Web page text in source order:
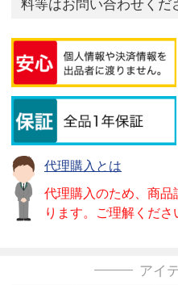
代理購入とは
代理購入のため、商
ります。ご理解くださ
アイ